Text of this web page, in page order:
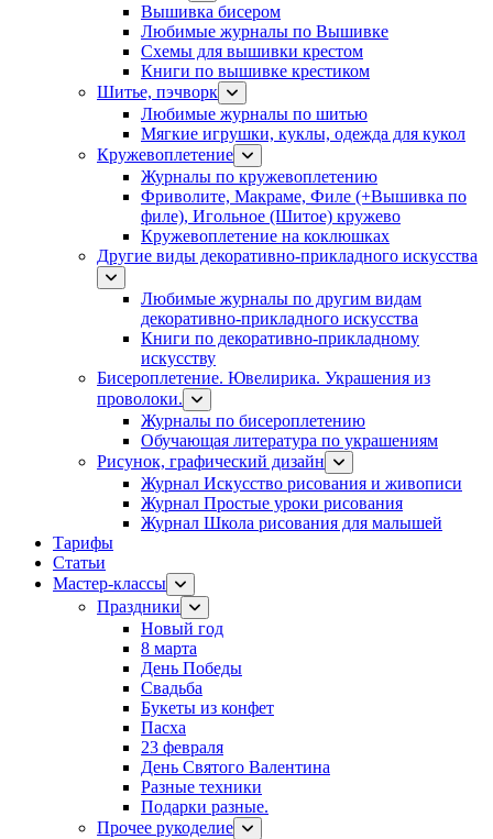
Вышивка бисером
Любимые журналы по Вышивке
Схемы для вышивки крестом
Книги по вышивке крестиком
Шитье, пэчворк
Любимые журналы по шитью
Мягкие игрушки, куклы, одежда для кукол
Кружевоплетение
Журналы по кружевоплетению
Фриволите, Макраме, Филе (+Вышивка по
филе), Игольное (Шитое) кружево
Кружевоплетение на коклюшках
Другие виды декоративно-прикладного искусства
Любимые журналы по другим видам
декоративно-прикладного искусства
Книги по декоративно-прикладному
искусству
Бисероплетение. Ювелирика. Украшения из
проволоки.
Журналы по бисероплетению
Обучающая литература по украшениям
Рисунок, графический дизайн
Журнал Искусство рисования и живописи
Журнал Простые уроки рисования
Журнал Школа рисования для малышей
Тарифы
Статьи
Мастер-классы
Праздники
Новый год
8 марта
День Победы
Свадьба
Букеты из конфет
Пасха
23 февраля
День Святого Валентина
Разные техники
Подарки разные.
Прочее рукоделие